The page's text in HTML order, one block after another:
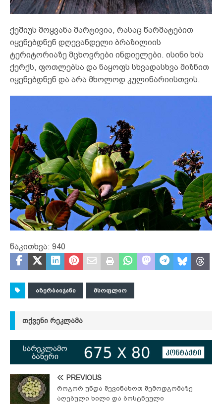
ქეშიუს მოყვანა მარტივია, რასაც წარმატებით
იყენებდნენ დღევანდელი ბრაზილიის
ტერიტორიაზე მცხოვრები ინდიელები. ისინი ხის
ქერქს, ფოთლებსა და ნაყოფს სხვადასხვა მიზნით
იყენებდნენ და არა მხოლოდ კულინარიისთვის.
წაკითხვა: 940
ᲐᲖᲔᲠᲑᲐᲘᲯᲐᲜᲘ ᲛᲡᲝᲤᲚᲘᲝ
ᲗᲥᲕᲔᲜᲘ ᲠᲔᲙᲚᲐᲛᲐ
PREVIOUS
როგორ უნდა შევინახოთ შემოდგომაზე
აღებული ხილი და ბოსტნეული